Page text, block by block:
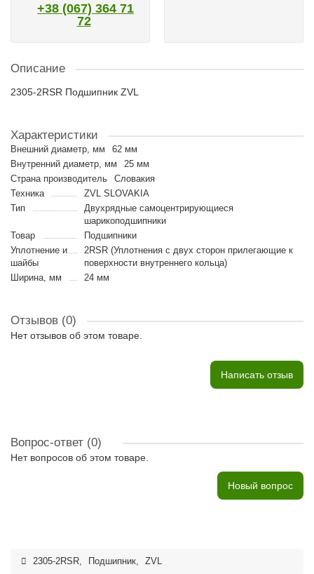
+38 (067) 364 71
72
Описание
2305-2RSR Подшипник ZVL
Характеристики
Внешний диаметр, мм
62 мм
Внутренний диаметр, мм
25 мм
Страна производитель
Словакия
Техника
ZVL SLOVAKIA
Тип
Двухрядные самоцентрирующиеся
шарикоподшипники
Товар
Подшипники
Уплотнение и
шайбы
2RSR (Уплотнения с двух сторон прилегающие к
поверхности внутреннего кольца)
Ширина, мм
24 мм
Отзывов (0)
Нет отзывов об этом товаре.
Написать отзыв
Вопрос-ответ (0)
Нет вопросов об этом товаре.
Новый вопрос
2305-2RSR, Подшипник, ZVL